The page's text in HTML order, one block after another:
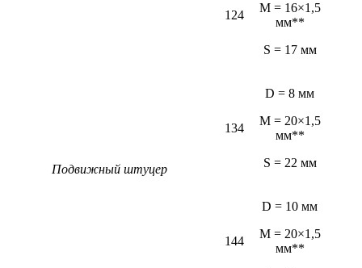
Подвижный штуцер
124
M = 16×1,5
мм**
S = 17 мм
134
D = 8 мм
M = 20×1,5
мм**
S = 22 мм
144
D = 10 мм
M = 20×1,5
мм**